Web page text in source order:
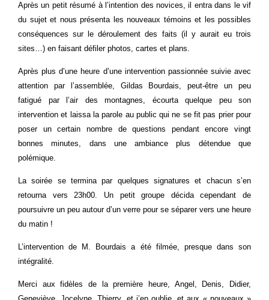
Après un petit résumé à l’intention des novices, il entra dans le vif
du sujet et nous présenta les nouveaux témoins et les possibles
conséquences sur le déroulement des faits (il y aurait eu trois
sites…) en faisant défiler photos, cartes et plans.
Après plus d’une heure d’une intervention passionnée suivie avec
attention par l’assemblée, Gildas Bourdais, peut-être un peu
fatigué par l’air des montagnes, écourta quelque peu son
intervention et laissa la parole au public qui ne se fit pas prier pour
poser un certain nombre de questions pendant encore vingt
bonnes minutes, dans une ambiance plus détendue que
polémique.
La soirée se termina par quelques signatures et chacun s’en
retourna vers 23h00. Un petit groupe décida cependant de
poursuivre un peu autour d’un verre pour se séparer vers une heure
du matin !
L’intervention de M. Bourdais a été filmée, presque dans son
intégralité.
Merci aux fidèles de la première heure, Angel, Denis, Didier,